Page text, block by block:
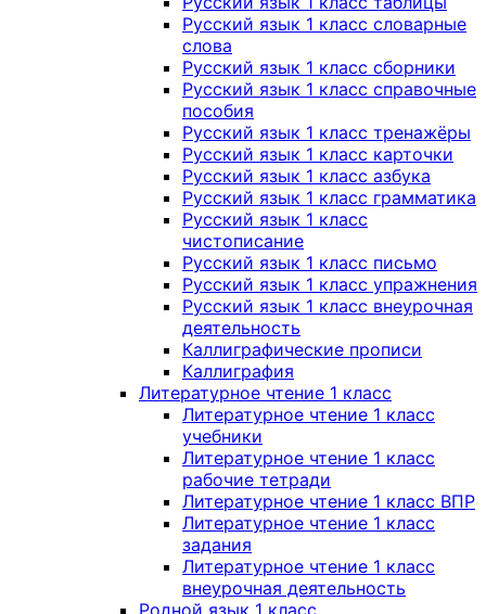
Русский язык 1 класс словарные
слова
Русский язык 1 класс сборники
Русский язык 1 класс справочные
пособия
Русский язык 1 класс тренажёры
Русский язык 1 класс карточки
Русский язык 1 класс азбука
Русский язык 1 класс грамматика
Русский язык 1 класс
чистописание
Русский язык 1 класс письмо
Русский язык 1 класс упражнения
Русский язык 1 класс внеурочная
деятельность
Каллиграфические прописи
Каллиграфия
Литературное чтение 1 класс
Литературное чтение 1 класс
учебники
Литературное чтение 1 класс
рабочие тетради
Литературное чтение 1 класс ВПР
Литературное чтение 1 класс
задания
Литературное чтение 1 класс
внеурочная деятельность
Родной язык 1 класс